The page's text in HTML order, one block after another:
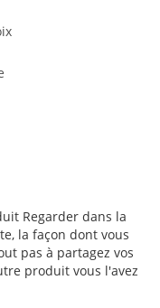
Regarder dans la
la façon dont vous
pas à partagez vos
produit vous l'avez